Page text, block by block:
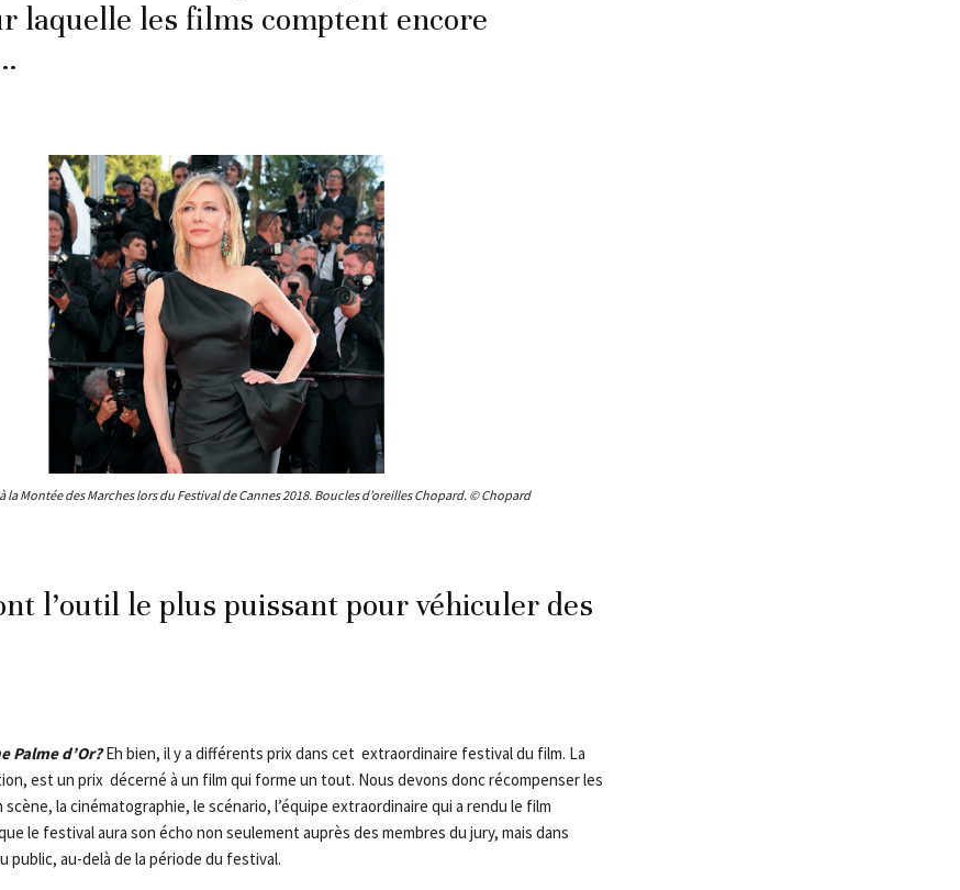
laquelle les films comptent encore
la Montée des Marches lors du Festival de Cannes 2018. Boucles d’oreilles Chopard. © Chopard
l’outil le plus puissant pour véhiculer des
Palme d’Or?Eh bien, il y a différents prix dans cet extraordinaire festival du film. La
est un prix décerné à un film qui forme un tout. Nous devons donc récompenser les
la cinématographie, le scénario, l’équipe extraordinaire qui a rendu le film
le festival aura son écho non seulement auprès des membres du jury, mais dans
public, au-delà de la période du festival.